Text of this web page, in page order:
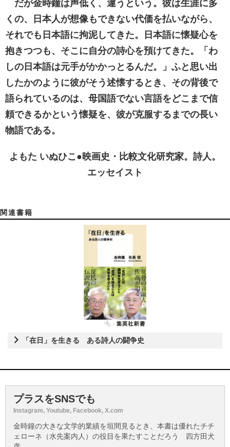
だが金時鐘は声低く、違うという。彼は生涯に多
くの、日本人が想像もできない代価を払いながら、
それでも日本語に拘泥してきた。日本語に懐疑心を
抱きつつも、そこに自分の詩心を預けてきた。「わ
しの日本語は元手がかかっとるんだ。」ふと思い出
したかのように彼がそう述懐するとき、その背後で
語られているのは、母国語でない言語をどこまで信
頼できるかという懐疑を、彼が克服するまでの長い
物語である。
よもた いぬひこ●映画史・比較文化研究家。詩人。
エッセイスト
関連書籍
「在日」を生きる ある詩人の闘争史
プラスをSNSでも
Instagram, Youtube, Facebook, X.com
金時鐘の大きな文学的業績を垣間見るとき、本書は優れたチチ
ェローネ（水先案内人）の役目を果たすことだろう 四方田犬